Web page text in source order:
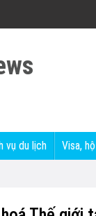
vụ du lịch Visa,